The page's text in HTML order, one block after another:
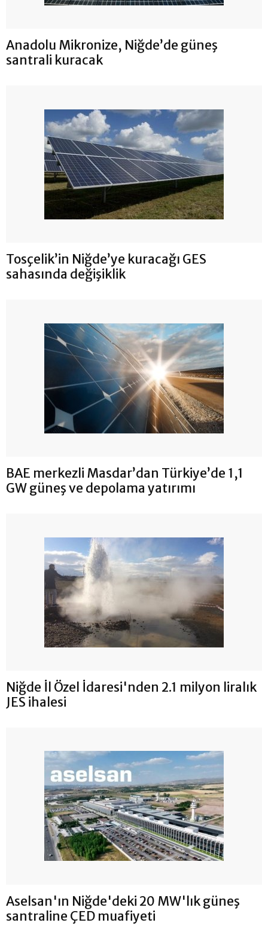
Anadolu Mikronize, Niğde’de güneş
santrali kuracak
Tosçelik’in Niğde’ye kuracağı GES
sahasında değişiklik
BAE merkezli Masdar’dan Türkiye’de 1,1
GW güneş ve depolama yatırımı
Niğde İl Özel İdaresi'nden 2.1 milyon liralık
JES ihalesi
Aselsan'ın Niğde'deki 20 MW'lık güneş
santraline ÇED muafiyeti